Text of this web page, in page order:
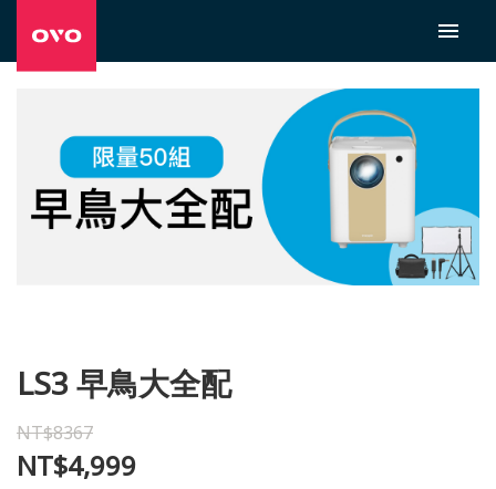
LS3 早鳥大全配
NT$8367
NT$4,999